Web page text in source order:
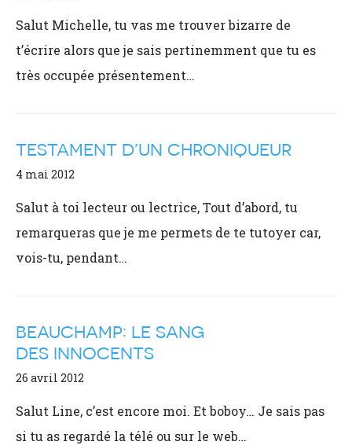
Salut Michelle, tu vas me trouver bizarre de
t’écrire alors que je sais pertinemment que tu es
très occupée présentement…
TESTAMENT D’UN CHRONIQUEUR
4 mai 2012
Salut à toi lecteur ou lectrice, Tout d’abord, tu
remarqueras que je me permets de te tutoyer car,
vois-tu, pendant…
BEAUCHAMP: LE SANG
DES INNOCENTS
26 avril 2012
Salut Line, c’est encore moi. Et boboy… Je sais pas
si tu as regardé la télé ou sur le web…